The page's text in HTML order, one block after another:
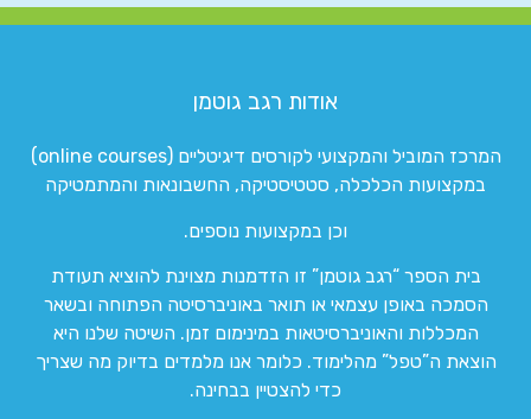
אודות רגב גוטמן
המרכז המוביל והמקצועי לקורסים דיגיטליים (online courses)
במקצועות הכלכלה, סטטיסטיקה, החשבונאות והמתמטיקה
וכן במקצועות נוספים.
בית הספר “רגב גוטמן” זו הזדמנות מצוינת להוציא תעודת
הסמכה באופן עצמאי או תואר באוניברסיטה הפתוחה ובשאר
המכללות והאוניברסיטאות במינימום זמן. השיטה שלנו היא
הוצאת ה”טפל” מהלימוד. כלומר אנו מלמדים בדיוק מה שצריך
כדי להצטיין בבחינה.